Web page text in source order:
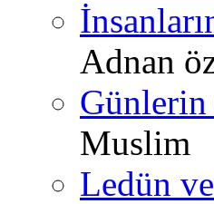
Adnan
Günlerin
Muslim
Ledün